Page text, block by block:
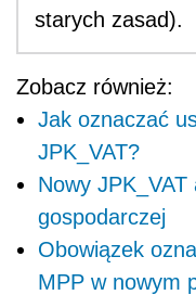
starych zasad).
Zobacz również:
Jak oznaczać
JPK_VAT?
Nowy JPK_VAT
gospodarczej
Obowiązek
MPP w nowym